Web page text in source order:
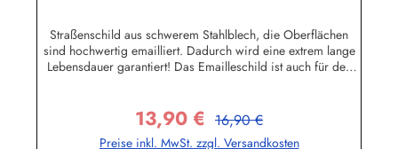
Warnsch
Straßenschild aus schwerem Stahlblech, die Oberflächen
sind hochwertig emailliert. Dadurch wird eine extrem lange
Lebensdauer garantiert! Das Emailleschild ist auch für den
stand! Sie wollen sich das Schild mit Ihrem eigenen Text
beschriften lassen? Hier geht's zu den Sonderanfertigungen
Verkaufspreis:
13,90 € Regulärer Preis:
16,90 €
Preise inkl. MwSt. zzgl. Versandkosten